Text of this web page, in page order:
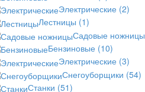
Электрические (2)
Лестницы (1)
Садовые ножницы
Бензиновые (10)
Электрические (3)
Снегоуборщики (54)
Станки (51)